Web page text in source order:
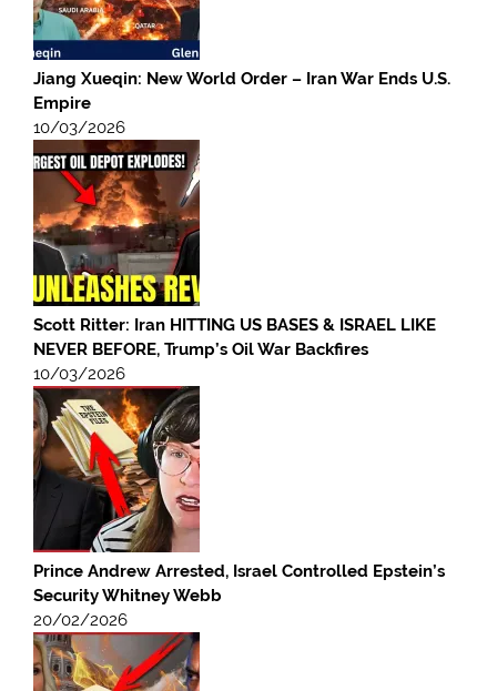
Jiang Xueqin: New World Order – Iran War Ends U.S.
Empire
10/03/2026
Scott Ritter: Iran HITTING US BASES & ISRAEL LIKE
NEVER BEFORE, Trump’s Oil War Backfires
10/03/2026
Prince Andrew Arrested, Israel Controlled Epstein’s
Security Whitney Webb
20/02/2026